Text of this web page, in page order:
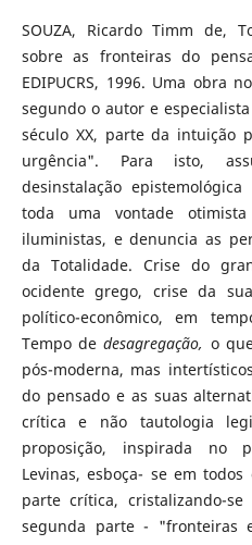
SOUZA, Ricardo Timm de,
sobre as fronteiras do
EDIPUCRS, 1996. Uma obra
segundo o autor e
século XX, parte da intuição
urgência". Para isto,
desinstalação
toda uma vontade
iluministas, e denuncia as
da Totalidade. Crise do
ocidente grego, crise da
político-econômico, em
Tempo dedesagregação, o
pós-moderna, mas
do pensado e as suas
crítica e não tautologia
proposição, inspirada no
Levinas, esboça- se em
parte crítica, cristalizando-
segunda parte - "fronteiras